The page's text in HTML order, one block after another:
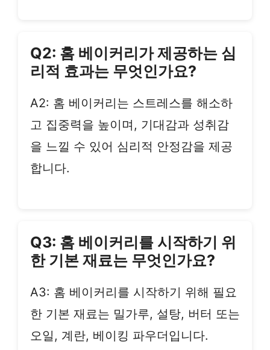
Q2: 홈 베이커리가 제공하는 심
리적 효과는 무엇인가요?
A2: 홈 베이커리는 스트레스를 해소하
고 집중력을 높이며, 기대감과 성취감
을 느낄 수 있어 심리적 안정감을 제공
합니다.
Q3: 홈 베이커리를 시작하기 위
한 기본 재료는 무엇인가요?
A3: 홈 베이커리를 시작하기 위해 필요
한 기본 재료는 밀가루, 설탕, 버터 또는
오일, 계란, 베이킹 파우더입니다.